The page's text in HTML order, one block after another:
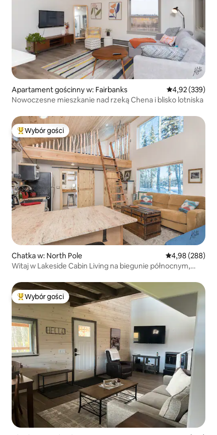
Apartament gościnny w: Fairbanks Średnia
4,92 (339)
Nowoczesne mieszkanie nad rzeką Chena i blisko lotniska
Najpopularniejsze z kategorii Wybór gości
Wybór gości
Chatka w: North Pole Średnia
4,98 (288)
Witaj w Lakeside Cabin Living na biegunie północnym,
Najpopularniejsze z kategorii Wybór gości
Wybór gości